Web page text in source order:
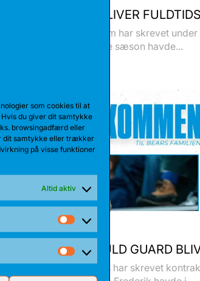
som cookies til at
du giver dit samtykke
browsingadfærd eller
dit samtykke eller trækker
på visse funktioner
Altid aktiv
Statistikker
Marketing
TALENT BLIVER
Anton Katholm har skrevet
sæson. Sidste sæson havde...
TALENTFULD GUARD
Bakken Bears har skrevet